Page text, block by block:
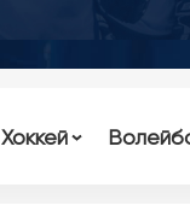
Хоккей